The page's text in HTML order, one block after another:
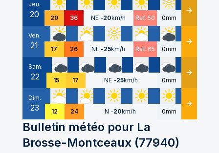
Jeu.
20 20 36 NE -20km/h Raf. 50 0mm Détails
Ven.
21 17 26 NE -25km/h Raf. 65 0mm Détails
Sam.
22 15 17 NE -25km/h 0mm Détails
Dim.
23 12 24 N -20km/h 0mm Détails
Bulletin météo pour La
Brosse-Montceaux(77940)